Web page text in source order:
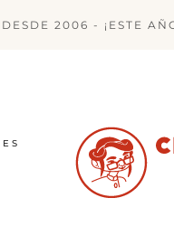
DESDE 2006 - ¡ESTE